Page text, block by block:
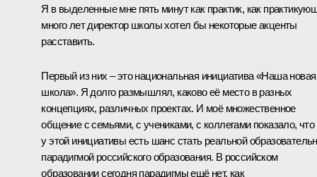
Я в выделенные мне пять минут как практик, как
много лет директор школы хотел бы некоторые акценты
расставить.
Первый из них – это национальная инициатива «Наша новая
школа». Я долго размышлял, каково её место в разных
концепциях, различных проектах. И моё множественное
общение с семьями, с учениками, с коллегами показало, что
у этой инициативы есть шанс стать реальной
парадигмой российского образования. В российском
образовании сегодня парадигмы ещё нет, как